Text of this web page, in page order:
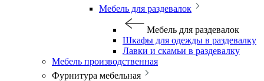
Мебель для раздевалок
Мебель для раздевалок
Шкафы для одежды в раздевалку
Лавки и скамьи в раздевалку
Мебель производственная
Фурнитура мебельная